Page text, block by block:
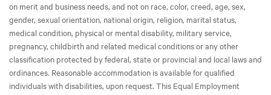
on merit and business needs, and not on race, color, creed, age, sex,
gender, sexual orientation, national origin, religion, marital status,
medical condition, physical or mental disability, military service,
pregnancy, childbirth and related medical conditions or any other
classification protected by federal, state or provincial and local laws and
ordinances. Reasonable accommodation is available for qualified
individuals with disabilities, upon request. This Equal Employment